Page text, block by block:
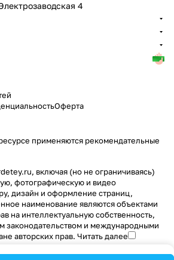
4
Оферта
применяются рекомендательные
включая (но не ограничиваясь)
фотографическую и видео
дизайн и оформление страниц,
наименование являются объектами
на интеллектуальную собственность,
законодательством и международными
авторских прав. Читать далее